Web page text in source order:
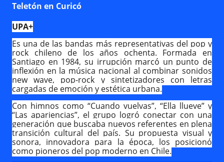
Teletón en Curicó
UPA+
Es una de las bandas más representativas del pop y
rock chileno de los años ochenta. Formada en
Santiago en 1984, su irrupción marcó un punto de
inflexión en la música nacional al combinar sonidos
new wave, pop-rock y sintetizadores con letras
cargadas de emoción y estética urbana.
Con himnos como “Cuando vuelvas”, “Ella llueve” y
“Las apariencias”, el grupo logró conectar con una
generación que buscaba nuevos referentes en plena
transición cultural del país. Su propuesta visual y
sonora, innovadora para la época, los posicionó
como pioneros del pop moderno en Chile.